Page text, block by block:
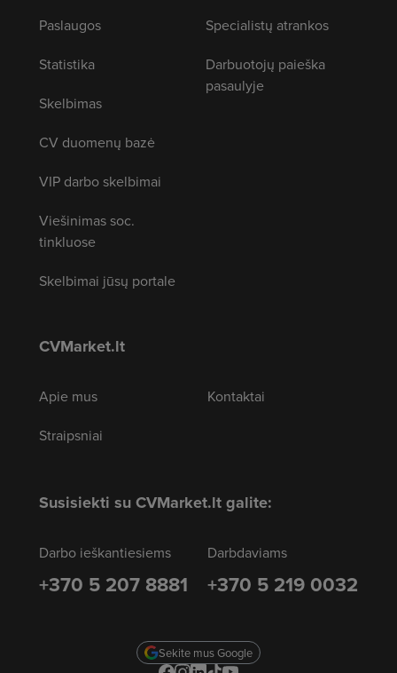
Paslaugos
Statistika
Skelbimas
CV duomenų bazė
VIP darbo skelbimai
Viešinimas soc.
tinkluose
Skelbimai jūsų portale
Specialistų atrankos
Darbuotojų paieška
pasaulyje
CVMarket.lt
Apie mus
Straipsniai
Kontaktai
Susisiekti su CVMarket.lt galite:
Darbo ieškantiesiems
+370 5 207 8881
Darbdaviams
+370 5 219 0032
Sekite mus Google